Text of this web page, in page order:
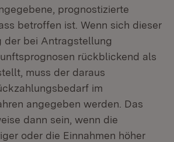
prognostizierte
betroffen ist. Wenn sich dieser
der bei Antragstellung
rückblickend als
muss der daraus
im
angegeben werden. Das
dann sein, wenn die
oder die Einnahmen höher